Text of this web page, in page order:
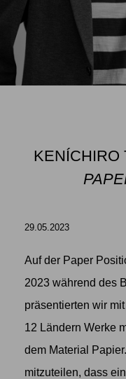
KENÍCHIRO
29.05.2023
Auf der Paper
2023 während des
präsentierten wir
12 Ländern Werke
dem Material
mitzuteilen, dass